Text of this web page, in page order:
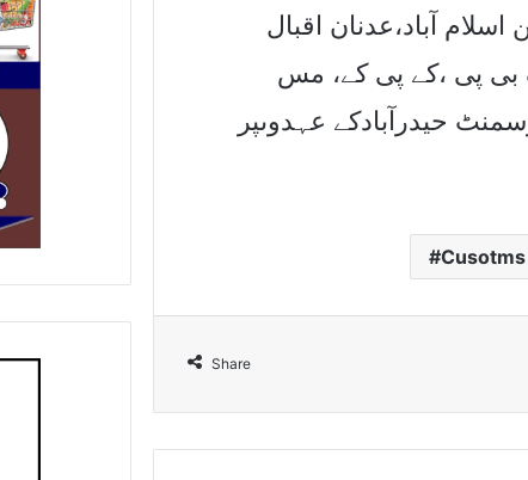
آباد،عدنان اقبال
بی پی ،کے پی کے، مس
حیدرآبادکے عہدوںپر
Share